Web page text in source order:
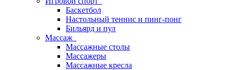
Баскетбол
Настольный теннис и пинг-понг
Бильярд и пул
Массаж
Массажные столы
Массажеры
Массажные кресла